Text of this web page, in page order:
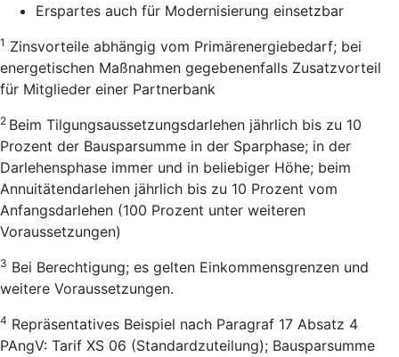
Erspartes auch für Modernisierung einsetzbar
1 Zinsvorteile abhängig vom Primärenergiebedarf; bei
energetischen Maßnahmen gegebenenfalls Zusatzvorteil
für Mitglieder einer Partnerbank
2 Beim Tilgungsaussetzungsdarlehen jährlich bis zu 10
Prozent der Bausparsumme in der Sparphase; in der
Darlehensphase immer und in beliebiger Höhe; beim
Annuitätendarlehen jährlich bis zu 10 Prozent vom
Anfangsdarlehen (100 Prozent unter weiteren
Voraussetzungen)
3 Bei Berechtigung; es gelten Einkommensgrenzen und
weitere Voraussetzungen.
4 Repräsentatives Beispiel nach Paragraf 17 Absatz 4
PAngV: Tarif XS 06 (Standardzuteilung); Bausparsumme